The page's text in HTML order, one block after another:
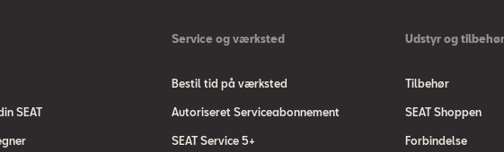
SEAT
Service og værksted
Bestil tid på værksted
Autoriseret Serviceabonnement
SEAT Service 5+
Udstyr og tilbehør
Tilbehør
SEAT Shoppen
Forbindelse